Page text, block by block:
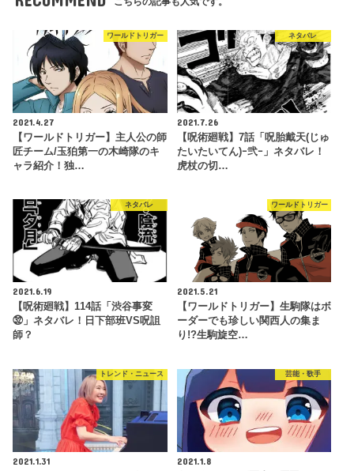
ワールドトリガー
2021.4.27
【ワールドトリガー】主人公の師
匠チーム/玉狛第一の木崎隊のキ
ャラ紹介！独…
ネタバレ
2021.7.26
【呪術廻戦】7話「呪胎戴天(じゅ
たいたいてん)ｰ弐ｰ」ネタバレ！
虎杖の切…
ネタバレ
2021.6.19
【呪術廻戦】114話「渋谷事変
㉜」ネタバレ！日下部班VS呪詛
師？
ワールドトリガー
2021.5.21
【ワールドトリガー】生駒隊はボ
ーダーでも珍しい関西人の集ま
り!?生駒旋空…
トレンド・ニュース
2021.1.31
芸能・歌手
2021.1.8